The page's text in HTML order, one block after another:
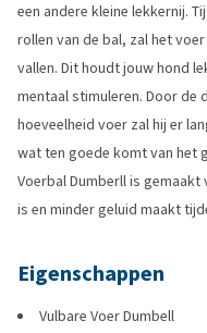
een andere kleine lekkernij.
rollen van de bal, zal het
vallen. Dit houdt jouw hond
mentaal stimuleren. Door de
hoeveelheid voer zal hij er
wat ten goede komt van het
Voerbal Dumberll is
is en minder geluid maakt
Eigenschappen
Vulbare Voer Dumbell